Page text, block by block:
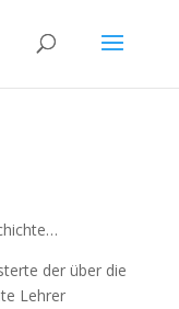
der über die
Lehrer